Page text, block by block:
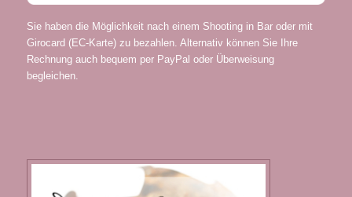
Sie haben die Möglichkeit nach einem Shooting in Bar oder mit
Girocard (EC-Karte) zu bezahlen. Alternativ können Sie Ihre
Rechnung auch bequem per PayPal oder Überweisung
begleichen.